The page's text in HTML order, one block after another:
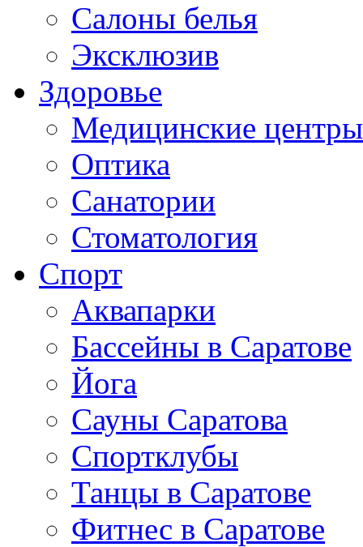
Салоны белья
Эксклюзив
Здоровье
Медицинские центры
Оптика
Санатории
Стоматология
Спорт
Аквапарки
Бассейны в Саратове
Йога
Сауны Саратова
Спортклубы
Танцы в Саратове
Фитнес в Саратове